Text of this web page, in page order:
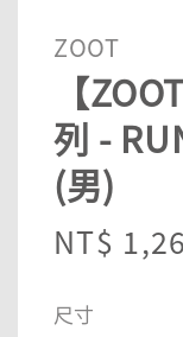
ZOOT
【
列 -
(男)
Sale
NT$
尺寸